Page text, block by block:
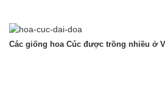
Các giống hoa Cúc được trồng nhiều ở